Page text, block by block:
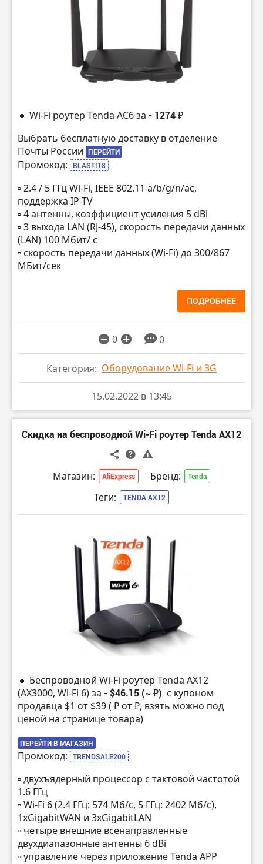
🔸 Wi-Fi роутер Tenda AC6 за - 1274 ₽
Выбрать бесплатную доставку в отделение
Почты России ПЕРЕЙТИ
Промокод: BLASTIT8
▫️ 2.4 / 5 ГГц Wi-Fi, IEEE 802.11 a/b/g/n/ac,
поддержка IP-TV
▫️ 4 антенны, коэффициент усиления 5 dBi
▫️ 3 выхода LAN (RJ-45), скорость передачи данных
(LAN) 100 Мбит/ с
▫️ скорость передачи данных (Wi-Fi) до 300/867
МБит/сек
ПОДРОБНЕЕ
0 0
Категория: Оборудование Wi-Fi и 3G
15.02.2022 в 13:45
Скидка на беспроводной Wi-Fi роутер Tenda AX12
Магазин: AliExpress Бренд: Tenda
Теги: TENDA AX12
🔸 Беспроводной Wi-Fi роутер Tenda AX12
(AX3000, Wi-Fi 6) за - $46.15 (~ ₽) с купоном
продавца $1 от $39 ( ₽ от ₽, взять можно под
ценой на странице товара)
ПЕРЕЙТИ В МАГАЗИН
Промокод: TRENDSALE200
▫️ двухъядерный процессор с тактовой частотой
1.6 ГГц
▫️ Wi-Fi 6 (2.4 ГГц: 574 Мб/с, 5 ГГц: 2402 Мб/с),
1хGigabitWAN и 3хGigabitLAN
▫️ четыре внешние всенаправленные
двухдиапазонные антенны 6 dBi
▫️ управление через приложение Tenda APP